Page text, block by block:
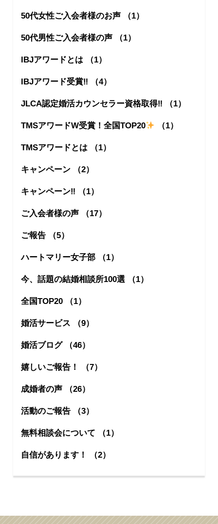
50代女性ご入会者様のお声 （1）
50代男性ご入会者様の声 （1）
IBJアワードとは （1）
IBJアワード受賞‼︎ （4）
JLCA認定婚活カウンセラー資格取得‼︎ （1）
TMSアワードW受賞！全国TOP20 （1）
TMSアワードとは （1）
キャンペーン （2）
キャンペーン‼︎ （1）
ご入会者様の声 （17）
ご報告 （5）
ハートマリー女子部 （1）
今、話題の結婚相談所100選 （1）
全国TOP20 （1）
婚活サービス （9）
婚活ブログ （46）
嬉しいご報告！ （7）
成婚者の声 （26）
活動のご報告 （3）
無料相談会について （1）
自信があります！ （2）